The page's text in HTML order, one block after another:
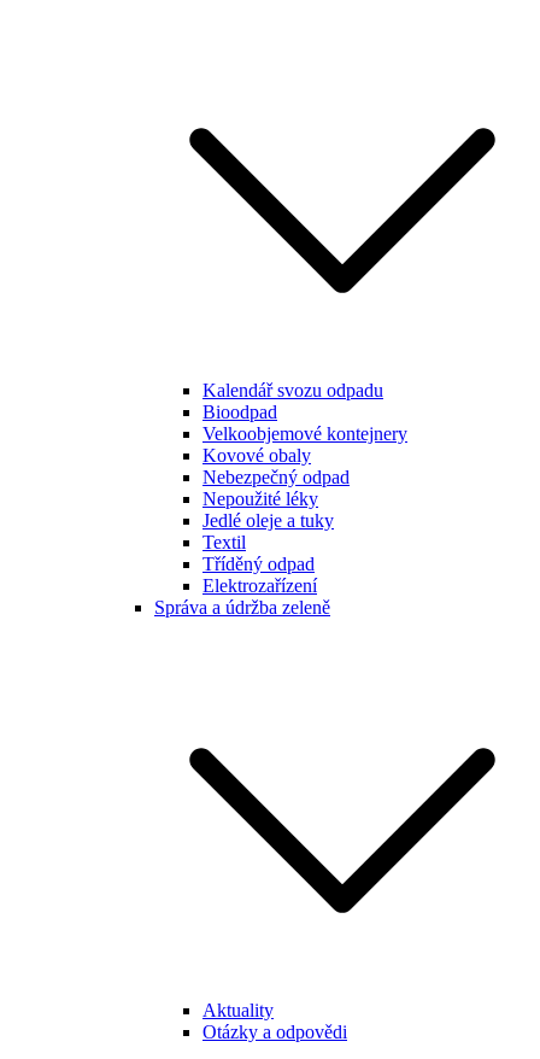
Kalendář svozu odpadu
Bioodpad
Velkoobjemové kontejnery
Kovové obaly
Nebezpečný odpad
Nepoužité léky
Jedlé oleje a tuky
Textil
Tříděný odpad
Elektrozařízení
Správa a údržba zeleně
Aktuality
Otázky a odpovědi